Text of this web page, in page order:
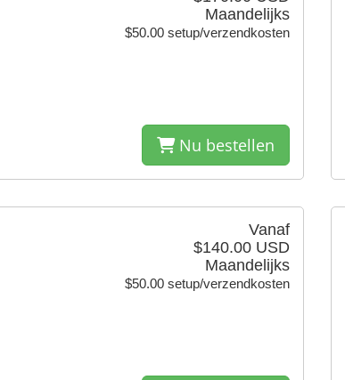
Maandelijks
$50.00 setup/verzendkosten
Nu bestellen
Vanaf
$140.00 USD
Maandelijks
$50.00 setup/verzendkosten